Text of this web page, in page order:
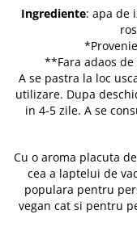
REMEDII NATURISTE
Ingrediente: apa de
**Fara adaos
A se pastra la loc
utilizare. Dupa
in 4-5 zile. A se
Cu o aroma placuta
cea a laptelui de
populara pentru
vegan cat si pentru